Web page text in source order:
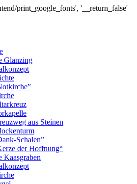
print_google_fonts', '__return_false'
Glanzing
aus Steinen
Schalen”
der Hoffnung“
Kaasgraben